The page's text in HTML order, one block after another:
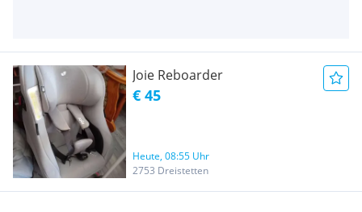
Joie Reboarder
€ 45
Heute, 08:55 Uhr
2753 Dreistetten